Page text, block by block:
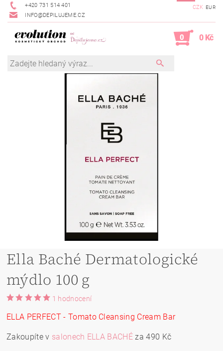
+420 731 514 401
INFO@DEPILUJEME.CZ
CZK EUR
0 0 Kč
Ella Baché Dermatologické
mýdlo 100 g
1 hodnocení
ELLA PERFECT - Tomato Cleansing Cream Bar
Zakoupíte v salonech ELLA BACHÉ za 490 Kč